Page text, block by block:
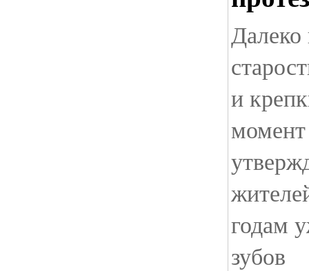
Далеко
и
момент
годам
зубов